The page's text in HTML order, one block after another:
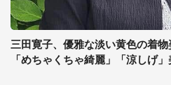
三田寛子、優雅な淡い黄色の着
「めちゃくちゃ綺麗」「涼しげ